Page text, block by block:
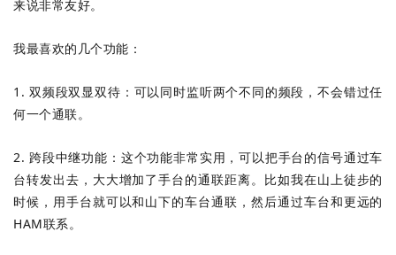
来说非常友好。
我最喜欢的几个功能：
1. 双频段双显双待：可以同时监听两个不同的频段，不会错过任
何一个通联。
2. 跨段中继功能：这个功能非常实用，可以把手台的信号通过车
台转发出去，大大增加了手台的通联距离。比如我在山上徒步的
时候，用手台就可以和山下的车台通联，然后通过车台和更远的
HAM联系。